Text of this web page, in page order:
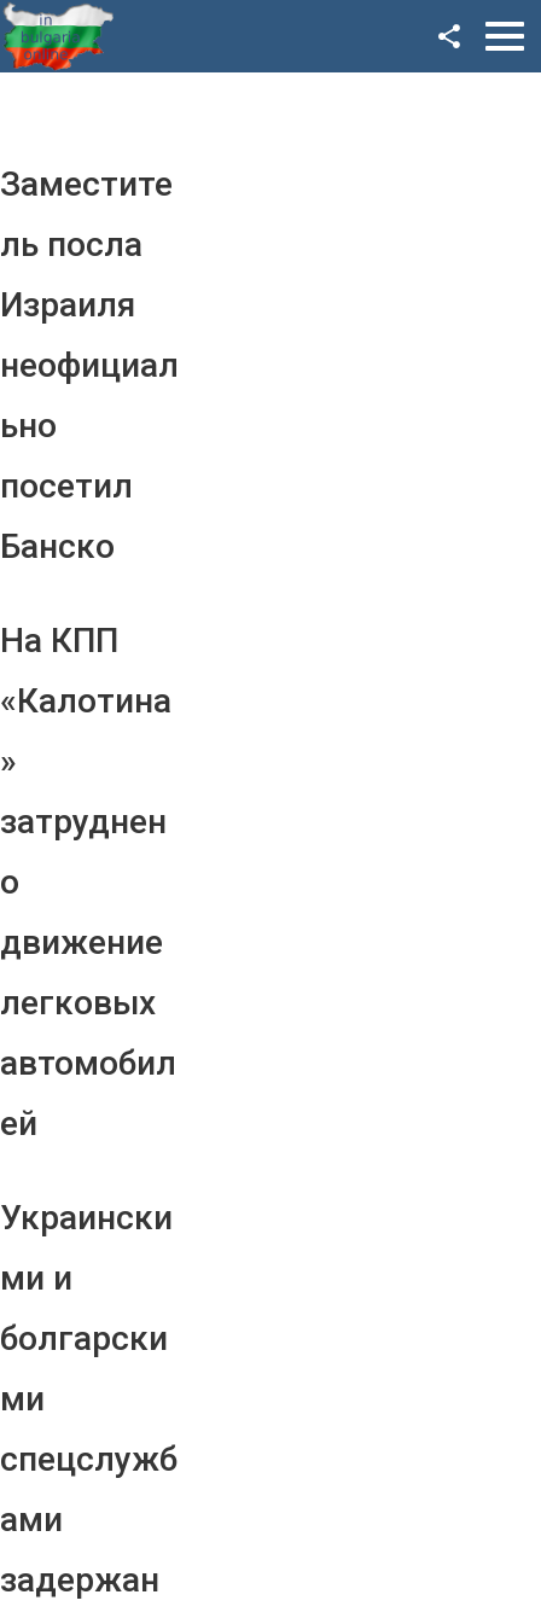
Заместите
ль посла
Израиля
неофициал
ьно
посетил
Банско
На КПП
«Калотина
»
затруднен
о
движение
легковых
автомобил
ей
Украински
ми и
болгарски
ми
спецслужб
ами
задержан